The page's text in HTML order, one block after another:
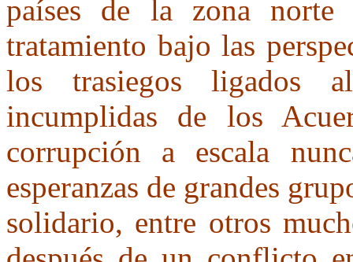
países de la zona
tratamiento bajo las
los trasiegos ligados
incumplidas de los
corrupción a escala
esperanzas de grandes
solidario, entre otros